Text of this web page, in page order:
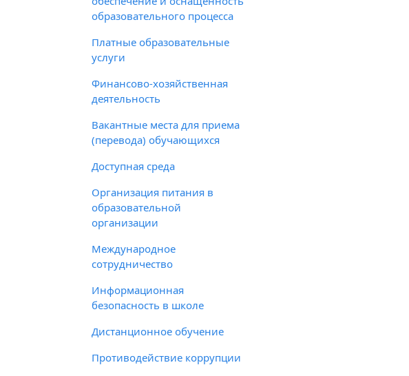
образовательного процесса
Платные образовательные
услуги
Финансово-хозяйственная
деятельность
Вакантные места для приема
(перевода) обучающихся
Доступная среда
Организация питания в
образовательной
организации
Международное
сотрудничество
Информационная
безопасность в школе
Дистанционное обучение
Противодействие коррупции